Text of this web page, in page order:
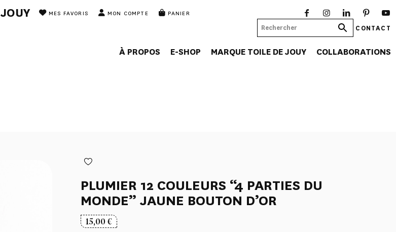
MES FAVORIS MON COMPTE PANIER
CONTACT
À PROPOS E-SHOP MARQUE TOILE DE JOUY COLLABORATIONS
PLUMIER 12 COULEURS “4 PARTIES DU
MONDE” JAUNE BOUTON D’OR
15,00€